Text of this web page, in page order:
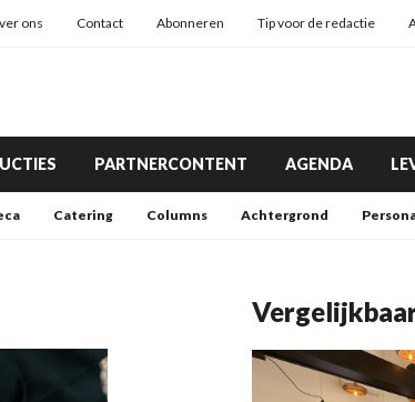
ons Contact Abonneren Tip voor de redactie
PARTNERCONTENT AGENDA
Catering Columns Achtergrond